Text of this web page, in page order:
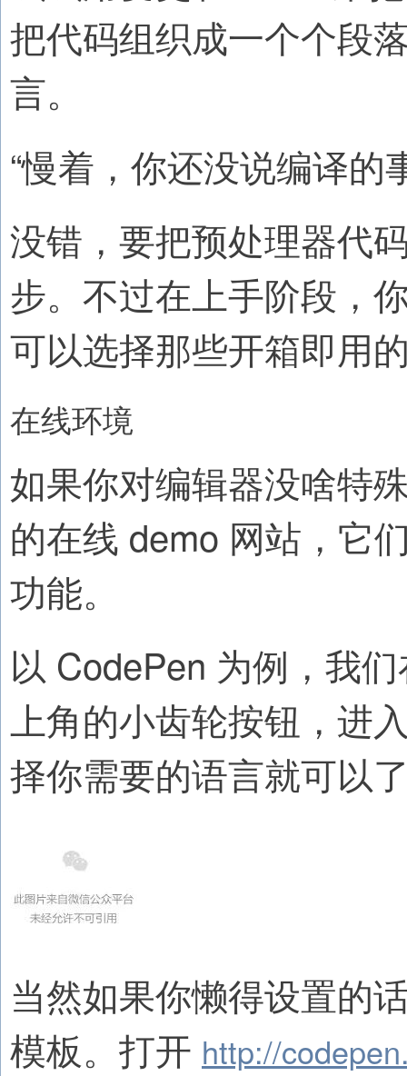
把代码组织成一个个段
言。
“慢着，你还没说编译的
没错，要把预处理器代
步。不过在上手阶段，
可以选择那些开箱即用
在线环境
如果你对编辑器没啥特
的在线 demo 网站，它
功能。
以 CodePen 为例，我
上角的小齿轮按钮，进
择你需要的语言就可以
当然如果你懒得设置的
模板。打开 http://